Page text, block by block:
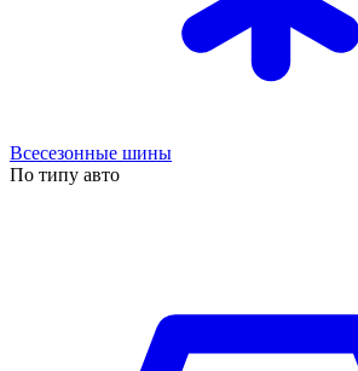
Всесезонные шины
По типу авто